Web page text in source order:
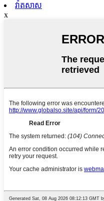
វ៉ាតសាស
x